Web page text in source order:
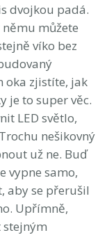
dvojkou padá.
můžete
víko bez
oka zjistíte, jak
je to super věc.
LED světlo,
nešikovný
už ne. Buď
vypne samo,
aby se přerušil
Upřímně,
stejným